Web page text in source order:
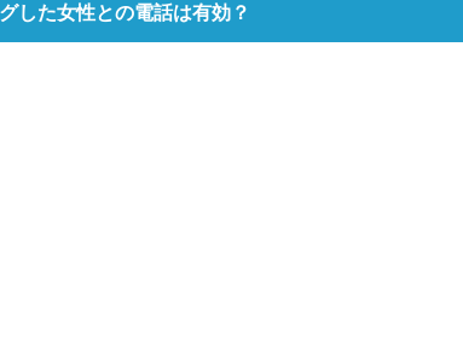
した女性との電話は有効？